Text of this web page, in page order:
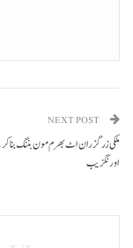
NEXT POST
ملکی زرگزران اٹ بھرم مون بننگ
اورنگزیب